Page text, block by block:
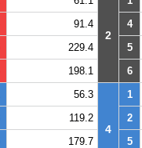
2
91.4
4
229.4
5
198.1 6
56.3
4
1
119.2
2
179.7
5